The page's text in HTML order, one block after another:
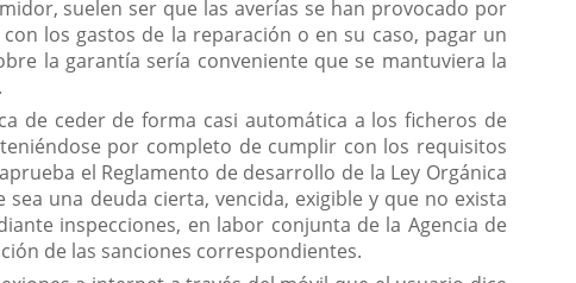
suelen ser que las averías se han provocado por
los gastos de la reparación o en su caso, pagar un
la garantía sería conveniente que se mantuviera la
de ceder de forma casi automática a los ficheros de
por completo de cumplir con los requisitos
el Reglamento de desarrollo de la Ley Orgánica
una deuda cierta, vencida, exigible y que no exista
inspecciones, en labor conjunta de la Agencia de
de las sanciones correspondientes.